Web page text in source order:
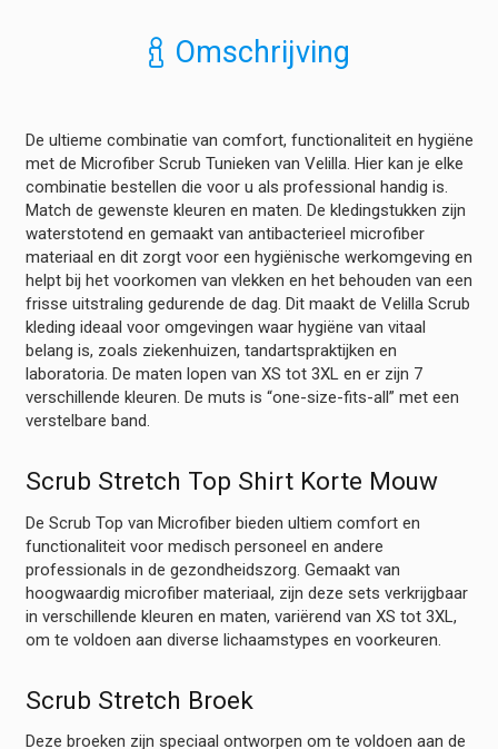
Omschrijving
De ultieme combinatie van comfort, functionaliteit en hygiëne
met de Microfiber Scrub Tunieken van Velilla. Hier kan je elke
combinatie bestellen die voor u als professional handig is.
Match de gewenste kleuren en maten. De kledingstukken zijn
waterstotend en gemaakt van antibacterieel microfiber
materiaal en dit zorgt voor een hygiënische werkomgeving en
helpt bij het voorkomen van vlekken en het behouden van een
frisse uitstraling gedurende de dag. Dit maakt de Velilla Scrub
kleding ideaal voor omgevingen waar hygiëne van vitaal
belang is, zoals ziekenhuizen, tandartspraktijken en
laboratoria. De maten lopen van XS tot 3XL en er zijn 7
verschillende kleuren. De muts is “one-size-fits-all” met een
verstelbare band.
Scrub Stretch Top Shirt Korte Mouw
De Scrub Top van Microfiber bieden ultiem comfort en
functionaliteit voor medisch personeel en andere
professionals in de gezondheidszorg. Gemaakt van
hoogwaardig microfiber materiaal, zijn deze sets verkrijgbaar
in verschillende kleuren en maten, variërend van XS tot 3XL,
om te voldoen aan diverse lichaamstypes en voorkeuren.
Scrub Stretch Broek
Deze broeken zijn speciaal ontworpen om te voldoen aan de